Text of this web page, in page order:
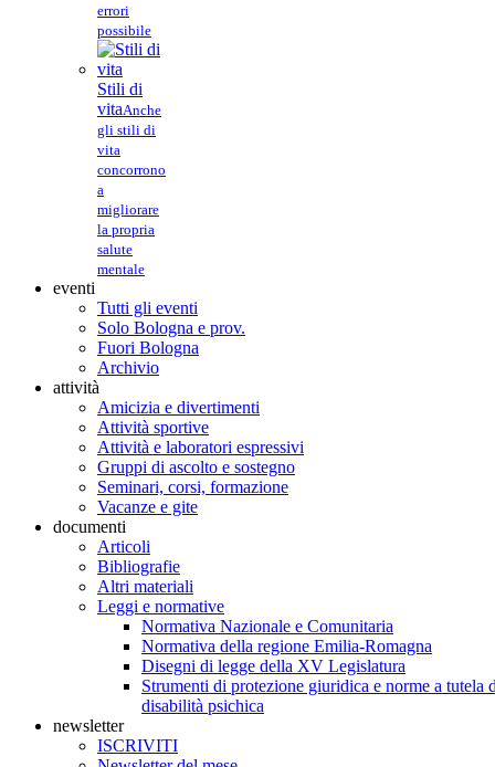
errori
possibile
Stili di
vitaAnche
gli stili di
vita
concorrono
a
migliorare
la propria
salute
mentale
eventi
Tutti gli eventi
Solo Bologna e prov.
Fuori Bologna
Archivio
attività
Amicizia e divertimenti
Attività sportive
Attività e laboratori espressivi
Gruppi di ascolto e sostegno
Seminari, corsi, formazione
Vacanze e gite
documenti
Articoli
Bibliografie
Altri materiali
Leggi e normative
Normativa Nazionale e Comunitaria
Normativa della regione Emilia-Romagna
Disegni di legge della XV Legislatura
Strumenti di protezione giuridica e norme a tutela
disabilità psichica
newsletter
ISCRIVITI